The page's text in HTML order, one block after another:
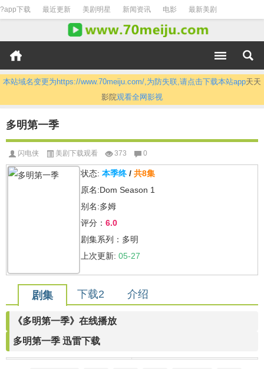
?app下载 最近更新 美剧明星 新闻资讯 电影 最新美剧
本站域名变更为https://www.70meiju.com/,为防失联,请点击下载本站app天天
影院观看全网影视
多明第一季
闪电侠 美剧下载观看 373 0
状态: 本季终/ 共8集
原名:Dom Season 1
别名:多姆
评分： 6.0
剧集系列：多明
上次更新: 05-27
剧集 下载2 介绍
《多明第一季》在线播放
多明第一季 迅雷下载